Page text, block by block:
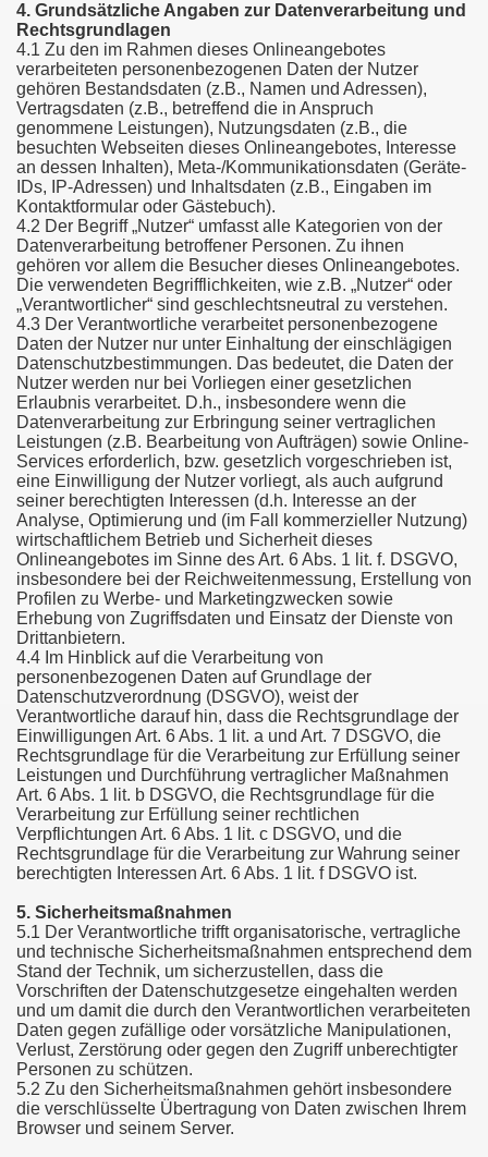
4. Grundsätzliche Angaben zur Datenverarbeitung und
Rechtsgrundlagen
4.1 Zu den im Rahmen dieses Onlineangebotes
verarbeiteten personenbezogenen Daten der Nutzer
gehören Bestandsdaten (z.B., Namen und Adressen),
Vertragsdaten (z.B., betreffend die in Anspruch
genommene Leistungen), Nutzungsdaten (z.B., die
besuchten Webseiten dieses Onlineangebotes, Interesse
an dessen Inhalten), Meta-/Kommunikationsdaten (Geräte-
IDs, IP-Adressen) und Inhaltsdaten (z.B., Eingaben im
Kontaktformular oder Gästebuch).
4.2 Der Begriff „Nutzer“ umfasst alle Kategorien von der
Datenverarbeitung betroffener Personen. Zu ihnen
gehören vor allem die Besucher dieses Onlineangebotes.
Die verwendeten Begrifflichkeiten, wie z.B. „Nutzer“ oder
„Verantwortlicher“ sind geschlechtsneutral zu verstehen.
4.3 Der Verantwortliche verarbeitet personenbezogene
Daten der Nutzer nur unter Einhaltung der einschlägigen
Datenschutzbestimmungen. Das bedeutet, die Daten der
Nutzer werden nur bei Vorliegen einer gesetzlichen
Erlaubnis verarbeitet. D.h., insbesondere wenn die
Datenverarbeitung zur Erbringung seiner vertraglichen
Leistungen (z.B. Bearbeitung von Aufträgen) sowie Online-
Services erforderlich, bzw. gesetzlich vorgeschrieben ist,
eine Einwilligung der Nutzer vorliegt, als auch aufgrund
seiner berechtigten Interessen (d.h. Interesse an der
Analyse, Optimierung und (im Fall kommerzieller Nutzung)
wirtschaftlichem Betrieb und Sicherheit dieses
Onlineangebotes im Sinne des Art. 6 Abs. 1 lit. f. DSGVO,
insbesondere bei der Reichweitenmessung, Erstellung von
Profilen zu Werbe- und Marketingzwecken sowie
Erhebung von Zugriffsdaten und Einsatz der Dienste von
Drittanbietern.
4.4 Im Hinblick auf die Verarbeitung von
personenbezogenen Daten auf Grundlage der
Datenschutzverordnung (DSGVO), weist der
Verantwortliche darauf hin, dass die Rechtsgrundlage der
Einwilligungen Art. 6 Abs. 1 lit. a und Art. 7 DSGVO, die
Rechtsgrundlage für die Verarbeitung zur Erfüllung seiner
Leistungen und Durchführung vertraglicher Maßnahmen
Art. 6 Abs. 1 lit. b DSGVO, die Rechtsgrundlage für die
Verarbeitung zur Erfüllung seiner rechtlichen
Verpflichtungen Art. 6 Abs. 1 lit. c DSGVO, und die
Rechtsgrundlage für die Verarbeitung zur Wahrung seiner
berechtigten Interessen Art. 6 Abs. 1 lit. f DSGVO ist.
5. Sicherheitsmaßnahmen
5.1 Der Verantwortliche trifft organisatorische, vertragliche
und technische Sicherheitsmaßnahmen entsprechend dem
Stand der Technik, um sicherzustellen, dass die
Vorschriften der Datenschutzgesetze eingehalten werden
und um damit die durch den Verantwortlichen verarbeiteten
Daten gegen zufällige oder vorsätzliche Manipulationen,
Verlust, Zerstörung oder gegen den Zugriff unberechtigter
Personen zu schützen.
5.2 Zu den Sicherheitsmaßnahmen gehört insbesondere
die verschlüsselte Übertragung von Daten zwischen Ihrem
Browser und seinem Server.